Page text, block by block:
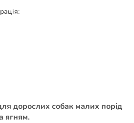
дорослих собак малих порід
ягням.